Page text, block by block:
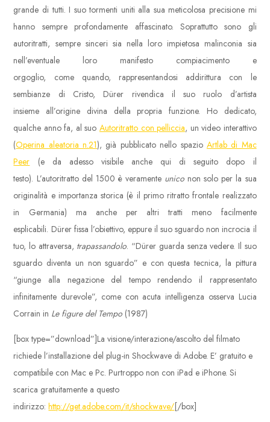
grande di tutti. I suo tormenti uniti alla sua meticolosa precisione mi
hanno sempre profondamente affascinato. Soprattutto sono gli
autoritratti, sempre sinceri sia nella loro impietosa malinconia sia
nell’eventuale loro manifesto compiacimento e
orgoglio, come quando, rappresentandosi addirittura con le
sembianze di Cristo, Dürer rivendica il suo ruolo d’artista
insieme all’origine divina della propria funzione. Ho dedicato,
qualche anno fa, al suo Autoritratto con pelliccia, un video interattivo
(Operina aleatoria n.21), già pubblicato nello spazio Artlab di Mac
Peer (e da adesso visibile anche qui di seguito dopo il
testo). L’autoritratto del 1500 è veramente unico non solo per la sua
originalità e importanza storica (è il primo ritratto frontale realizzato
in Germania) ma anche per altri tratti meno facilmente
esplicabili. Dürer fissa l’obiettivo, eppure il suo sguardo non incrocia il
tuo, lo attraversa, trapassandolo. “Dürer guarda senza vedere. Il suo
sguardo diventa un non sguardo” e con questa tecnica, la pittura
“giunge alla negazione del tempo rendendo il rappresentato
infinitamente durevole”, come con acuta intelligenza osserva Lucia
Corrain in Le figure del Tempo (1987)
[box type=”download”]La visione/interazione/ascolto del filmato
richiede l’installazione del plug-in Shockwave di Adobe. E’ gratuito e
compatibile con Mac e Pc. Purtroppo non con iPad e iPhone. Si
scarica gratuitamente a questo
indirizzo:http://get.adobe.com/it/shockwave/[/box]